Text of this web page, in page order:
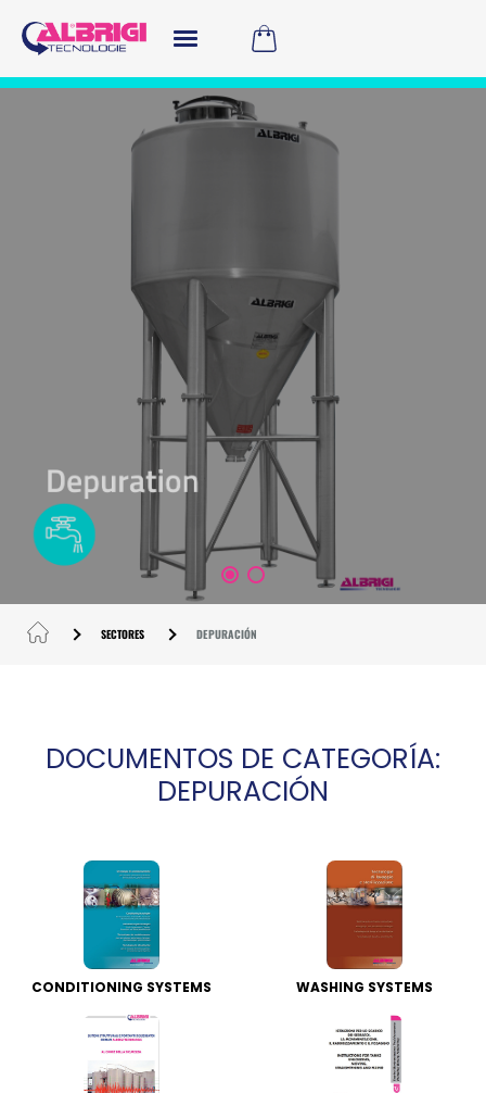
SECTORES DEPURACIÓN
DOCUMENTOS DE CATEGORÍA:
DEPURACIÓN
CONDITIONING SYSTEMS WASHING SYSTEMS